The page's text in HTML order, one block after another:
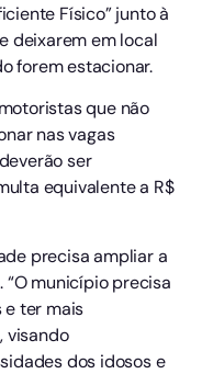
Físico” junto à
deixarem em local
forem estacionar.
que não
nas vagas
ser
equivalente a R$
precisa ampliar a
município precisa
e ter mais
visando
dos idosos e